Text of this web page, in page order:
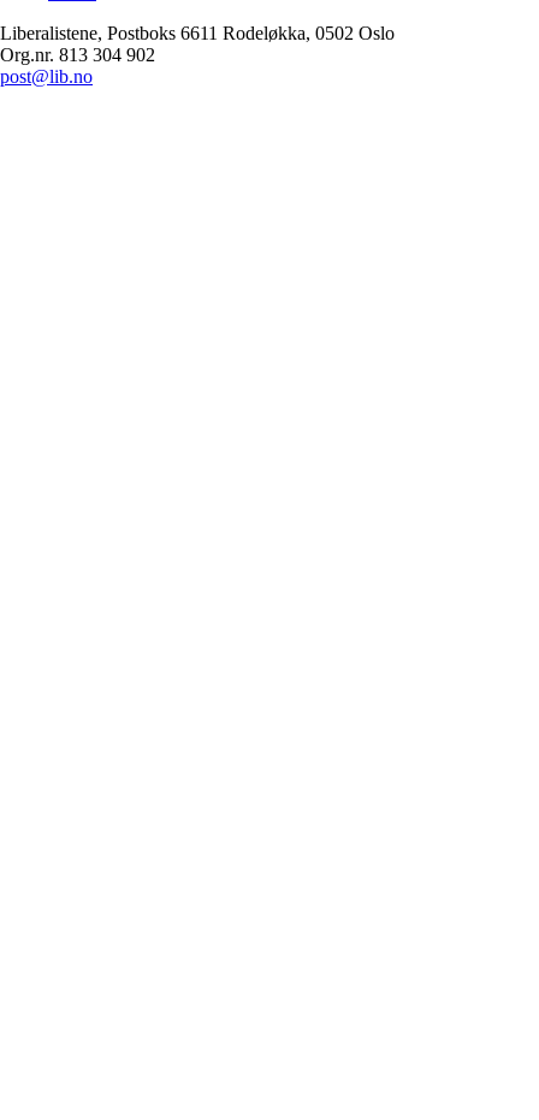
Liberalistene, Postboks 6611 Rodeløkka, 0502 Oslo
Org.nr. 813 304 902
post@lib.no